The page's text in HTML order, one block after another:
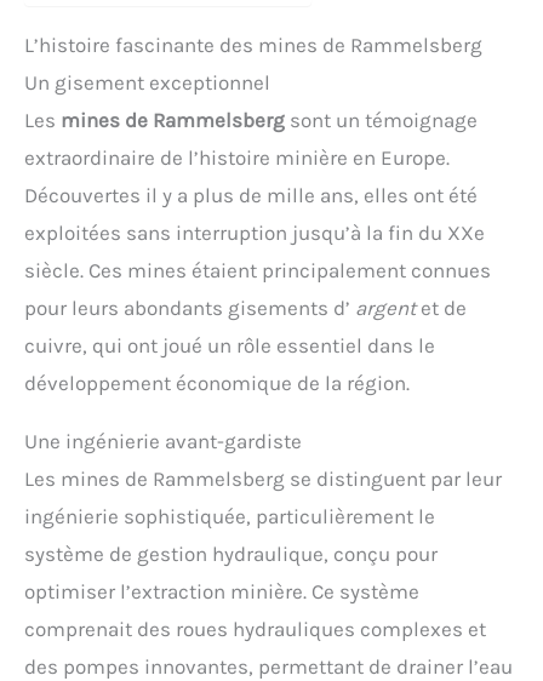
L’histoire fascinante des mines de Rammelsberg
Un gisement exceptionnel
Les mines de Rammelsberg sont un témoignage
extraordinaire de l’histoire minière en Europe.
Découvertes il y a plus de mille ans, elles ont été
exploitées sans interruption jusqu’à la fin du XXe
siècle. Ces mines étaient principalement connues
pour leurs abondants gisements d’ argentet de
cuivre, qui ont joué un rôle essentiel dans le
développement économique de la région.
Une ingénierie avant-gardiste
Les mines de Rammelsberg se distinguent par leur
ingénierie sophistiquée, particulièrement le
système de gestion hydraulique, conçu pour
optimiser l’extraction minière. Ce système
comprenait des roues hydrauliques complexes et
des pompes innovantes, permettant de drainer l’eau